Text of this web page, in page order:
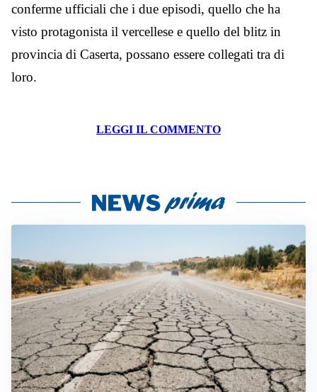
conferme ufficiali che i due episodi, quello che ha
visto protagonista il vercellese e quello del blitz in
provincia di Caserta, possano essere collegati tra di
loro.
LEGGI IL COMMENTO